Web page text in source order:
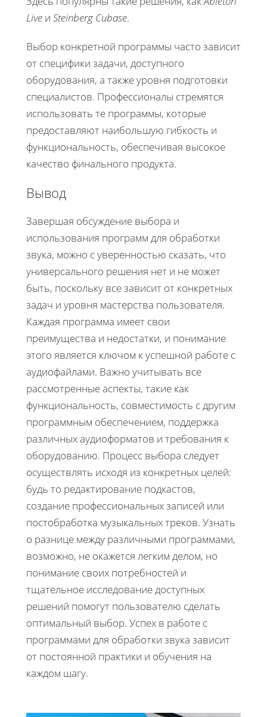
Live и Steinberg Cubase.
Выбор конкретной программы часто зависит
от специфики задачи, доступного
оборудования, а также уровня подготовки
специалистов. Профессионалы стремятся
использовать те программы, которые
предоставляют наибольшую гибкость и
функциональность, обеспечивая высокое
качество финального продукта.
Вывод
Завершая обсуждение выбора и
использования программ для обработки
звука, можно с уверенностью сказать, что
универсального решения нет и не может
быть, поскольку все зависит от конкретных
задач и уровня мастерства пользователя.
Каждая программа имеет свои
преимущества и недостатки, и понимание
этого является ключом к успешной работе с
аудиофайлами. Важно учитывать все
рассмотренные аспекты, такие как
функциональность, совместимость с другим
программным обеспечением, поддержка
различных аудиоформатов и требования к
оборудованию. Процесс выбора следует
осуществлять исходя из конкретных целей:
будь то редактирование подкастов,
создание профессиональных записей или
постобработка музыкальных треков. Узнать
о разнице между различными программами,
возможно, не окажется легким делом, но
понимание своих потребностей и
тщательное исследование доступных
решений помогут пользователю сделать
оптимальный выбор. Успех в работе с
программами для обработки звука зависит
от постоянной практики и обучения на
каждом шагу.